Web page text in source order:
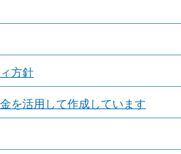
方針
を活用して作成しています